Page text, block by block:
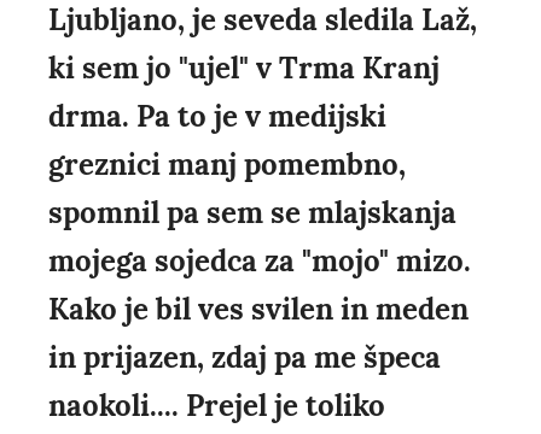
Ljubljano, je seveda sledila Laž,
ki sem jo "ujel" v Trma Kranj
drma. Pa to je v medijski
greznici manj pomembno,
spomnil pa sem se mlajskanja
mojega sojedca za "mojo" mizo.
Kako je bil ves svilen in meden
in prijazen, zdaj pa me špeca
naokoli.... Prejel je toliko